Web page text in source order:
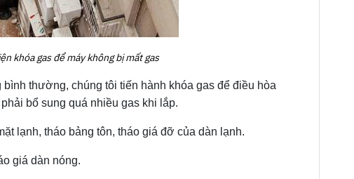
khóa gas để máy không bị mất gas
bình thường, chúng tôi tiến hành khóa gas để điều hòa
bổ sung quá nhiều gas khi lắp.
lạnh, tháo bảng tôn, tháo giá đỡ của dàn lạnh.
giá dàn nóng.